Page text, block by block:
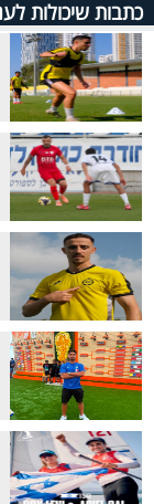
כתבות שיכולות